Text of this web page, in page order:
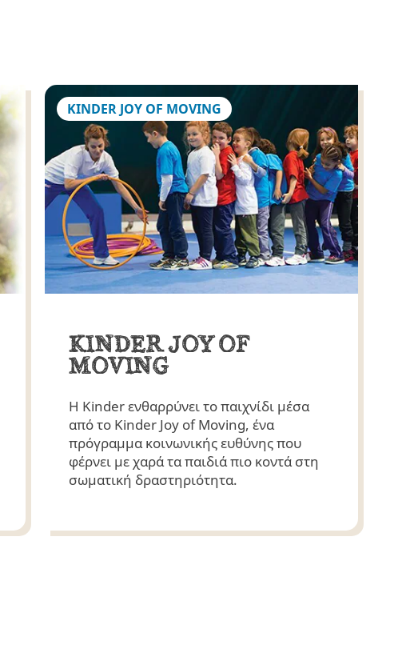
KINDER JOY OF MOVING
KINDER JOY OF
MOVING
Η Kinder ενθαρρύνει το παιχνίδι μέσα
από το Kinder Joy of Moving, ένα
πρόγραμμα κοινωνικής ευθύνης που
φέρνει με χαρά τα παιδιά πιο κοντά στη
σωματική δραστηριότητα.